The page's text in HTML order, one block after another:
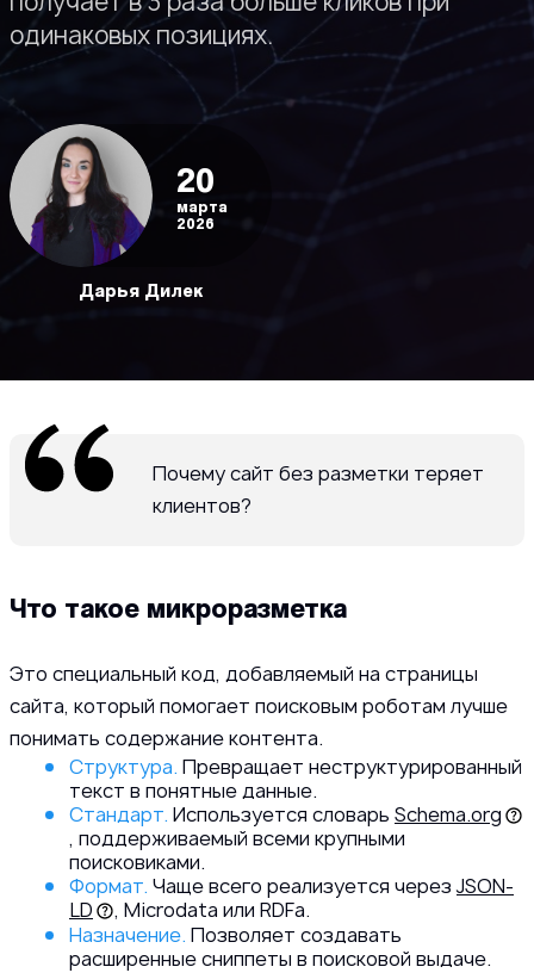
одинаковых позициях.
20
марта
2026
Дарья Дилек
Почему сайт без разметки теряет
клиентов?
Что такое микроразметка
Это специальный код, добавляемый на страницы
сайта, который помогает поисковым роботам лучше
понимать содержание контента.
Структура. Превращает неструктурированный
текст в понятные данные.
Стандарт. Используется словарь Schema.org
, поддерживаемый всеми крупными
поисковиками.
Формат. Чаще всего реализуется черезJSON-
LD
, Microdata или RDFa.
Назначение. Позволяет создавать
расширенные сниппеты в поисковой выдаче.